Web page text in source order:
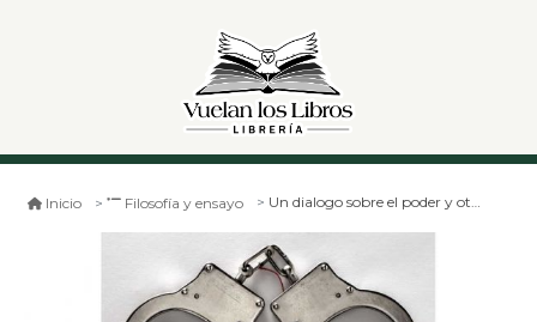
Inicio Filosofía y ensayo Un dialogo sobre el poder y otras conversaciones